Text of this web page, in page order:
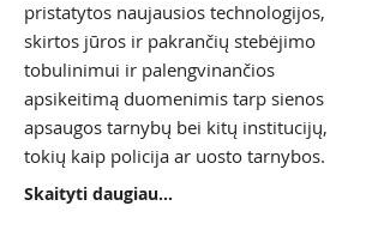
pristatytos naujausios technologijos,
skirtos jūros ir pakrančių stebėjimo
tobulinimui ir palengvinančios
apsikeitimą duomenimis tarp sienos
apsaugos tarnybų bei kitų institucijų,
tokių kaip policija ar uosto tarnybos.
Skaityti daugiau...